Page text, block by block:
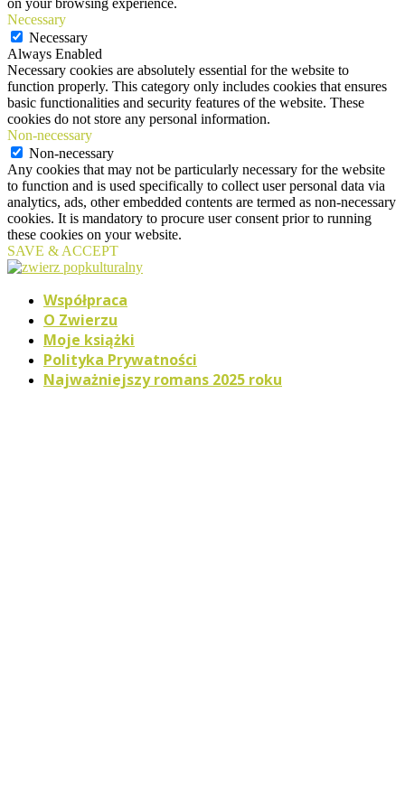
on your browsing experience.
Necessary
Necessary
Always Enabled
Necessary cookies are absolutely essential for the website to
function properly. This category only includes cookies that ensures
basic functionalities and security features of the website. These
cookies do not store any personal information.
Non-necessary
Non-necessary
Any cookies that may not be particularly necessary for the website
to function and is used specifically to collect user personal data via
analytics, ads, other embedded contents are termed as non-necessary
cookies. It is mandatory to procure user consent prior to running
these cookies on your website.
SAVE & ACCEPT
Współpraca
O Zwierzu
Moje książki
Polityka Prywatności
Najważniejszy romans 2025 roku